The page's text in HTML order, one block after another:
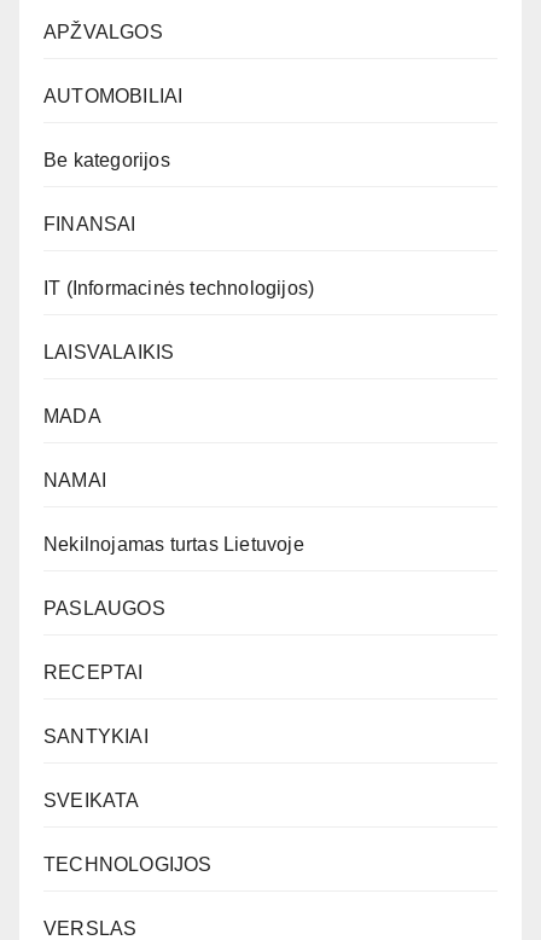
APŽVALGOS
AUTOMOBILIAI
Be kategorijos
FINANSAI
IT (Informacinės technologijos)
LAISVALAIKIS
MADA
NAMAI
Nekilnojamas turtas Lietuvoje
PASLAUGOS
RECEPTAI
SANTYKIAI
SVEIKATA
TECHNOLOGIJOS
VERSLAS